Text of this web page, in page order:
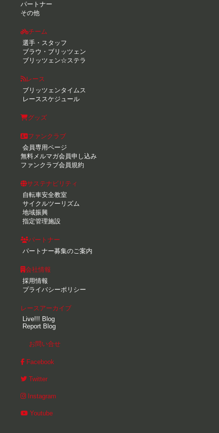
パートナー
その他
チーム
選手・スタッフ
ブラウ・ブリッツェン
ブリッツェン☆ステラ
レース
ブリッツェンタイムス
レーススケジュール
グッズ
ファンクラブ
会員専用ページ
無料メルマガ会員申し込み
ファンクラブ会員規約
サステナビリティ
自転車安全教室
サイクルツーリズム
地域振興
指定管理施設
パートナー
パートナー募集のご案内
会社情報
採用情報
プライバシーポリシー
レースアーカイブ
Live!!! Blog
Report Blog
お問い合せ
Facebook
Twitter
Instagram
Youtube